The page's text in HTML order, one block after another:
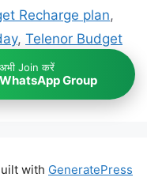
Recharge plan,
, Telenor Budget
with GeneratePress
अभी Join करें
WhatsApp Group